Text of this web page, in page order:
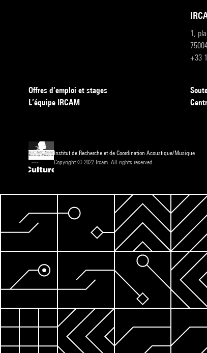
1,
+33
Offres d’emploi et stages
L’équipe IRCAM
Institut de Recherche et de Coordination Acoustique/Musique
Copyright © 2022 Ircam. All rights reserved.